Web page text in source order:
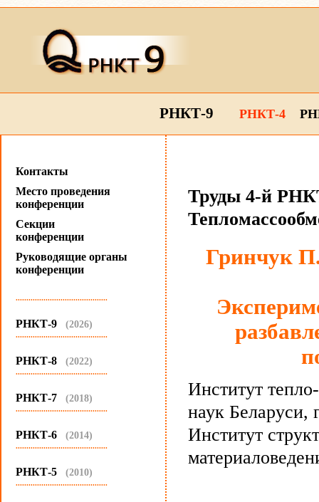
РНКТ-9 РНКТ-4
Контакты
Место проведения
конференции
Секции
конференции
Руководящие органы
конференции
...........................................
РНКТ-9 (2026)
...........................................
РНКТ-8 (2022)
...........................................
РНКТ-7 (2018)
...........................................
РНКТ-6 (2014)
...........................................
РНКТ-5 (2010)
...........................................
Труды 4-й
Гринчук
Институт
наук Беларуси,
Институт